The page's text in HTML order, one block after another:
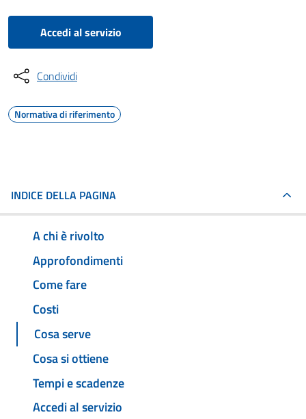
Accedi al servizio
Condividi
Normativa di riferimento
INDICE DELLA PAGINA
A chi è rivolto
Approfondimenti
Come fare
Costi
Cosa serve
Cosa si ottiene
Tempi e scadenze
Accedi al servizio